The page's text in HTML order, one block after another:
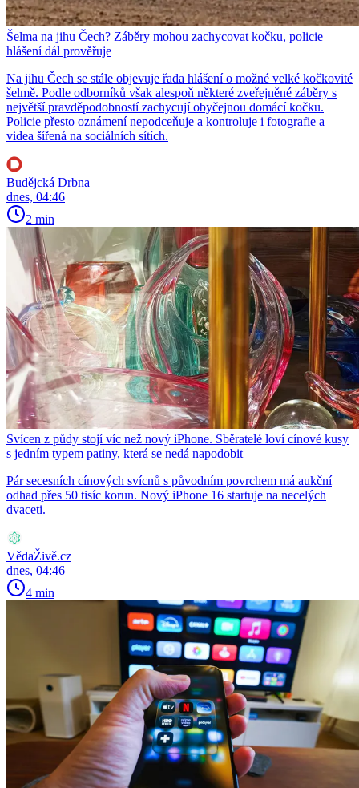
Šelma na jihu Čech? Záběry mohou zachycovat kočku, policie
hlášení dál prověřuje
Na jihu Čech se stále objevuje řada hlášení o možné velké kočkovité
šelmě. Podle odborníků však alespoň některé zveřejněné záběry s
největší pravděpodobností zachycují obyčejnou domácí kočku.
Policie přesto oznámení nepodceňuje a kontroluje i fotografie a
videa šířená na sociálních sítích.
Budějcká Drbna
dnes, 04:46
2 min
Svícen z půdy stojí víc než nový iPhone. Sběratelé loví cínové kusy
s jedním typem patiny, která se nedá napodobit
Pár secesních cínových svícnů s původním povrchem má aukční
odhad přes 50 tisíc korun. Nový iPhone 16 startuje na necelých
dvaceti.
VědaŽivě.cz
dnes, 04:46
4 min